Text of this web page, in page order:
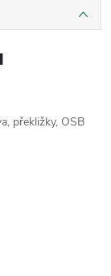
překližky, OSB